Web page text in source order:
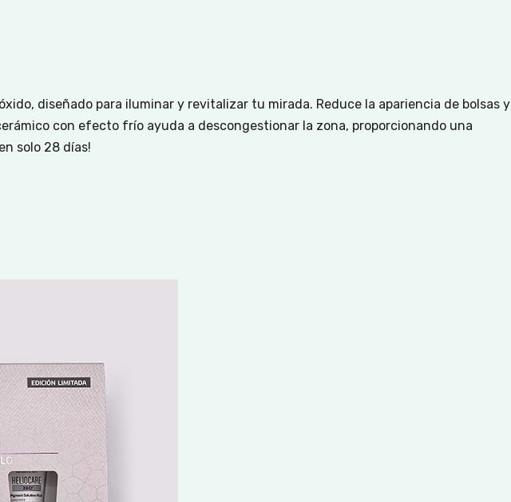
diseñado para iluminar y revitalizar tu mirada. Reduce la apariencia de bolsas y
con efecto frío ayuda a descongestionar la zona, proporcionando una
solo 28 días!